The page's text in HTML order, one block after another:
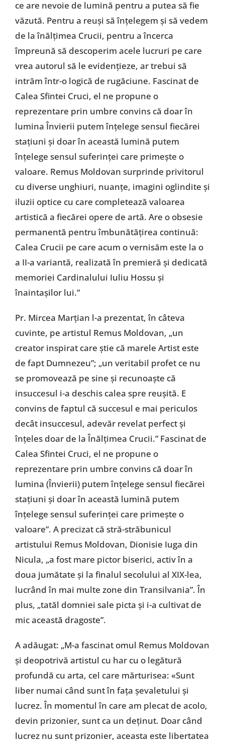
ce are nevoie de lumină pentru a putea să fie
văzută. Pentru a reuși să înțelegem și să vedem
de la înălțimea Crucii, pentru a încerca
împreună să descoperim acele lucruri pe care
vrea autorul să le evidențieze, ar trebui să
intrăm într-o logică de rugăciune. Fascinat de
Calea Sfintei Cruci, el ne propune o
reprezentare prin umbre convins că doar în
lumina Învierii putem înțelege sensul fiecărei
stațiuni și doar în această lumină putem
înțelege sensul suferinței care primește o
valoare. Remus Moldovan surprinde privitorul
cu diverse unghiuri, nuanțe, imagini oglindite și
iluzii optice cu care completează valoarea
artistică a fiecărei opere de artă. Are o obsesie
permanentă pentru îmbunătățirea continuă:
Calea Crucii pe care acum o vernisăm este la o
a II-a variantă, realizată în premieră și dedicată
memoriei Cardinalului Iuliu Hossu și
înaintașilor lui.”
Pr. Mircea Marțian l-a prezentat, în câteva
cuvinte, pe artistul Remus Moldovan, „un
creator inspirat care știe că marele Artist este
de fapt Dumnezeu”; „un veritabil profet ce nu
se promovează pe sine și recunoaște că
insuccesul i-a deschis calea spre reușită. E
convins de faptul că succesul e mai periculos
decât insuccesul, adevăr revelat perfect și
înțeles doar de la Înălțimea Crucii.” Fascinat de
Calea Sfintei Cruci, el ne propune o
reprezentare prin umbre convins că doar în
lumina (Învierii) putem înțelege sensul fiecărei
stațiuni și doar în această lumină putem
înțelege sensul suferinței care primește o
valoare”. A precizat că stră-străbunicul
artistului Remus Moldovan, Dionisie Iuga din
Nicula, „a fost mare pictor biserici, activ în a
doua jumătate și la finalul secolului al XIX-lea,
lucrând în mai multe zone din Transilvania”. În
plus, „tatăl domniei sale picta și i-a cultivat de
mic această dragoste”.
A adăugat: „M-a fascinat omul Remus Moldovan
și deopotrivă artistul cu har cu o legătură
profundă cu arta, cel care mărturisea: «Sunt
liber numai când sunt în fața șevaletului și
lucrez. În momentul în care am plecat de acolo,
devin prizonier, sunt ca un deținut. Doar când
lucrez nu sunt prizonier, aceasta este libertatea